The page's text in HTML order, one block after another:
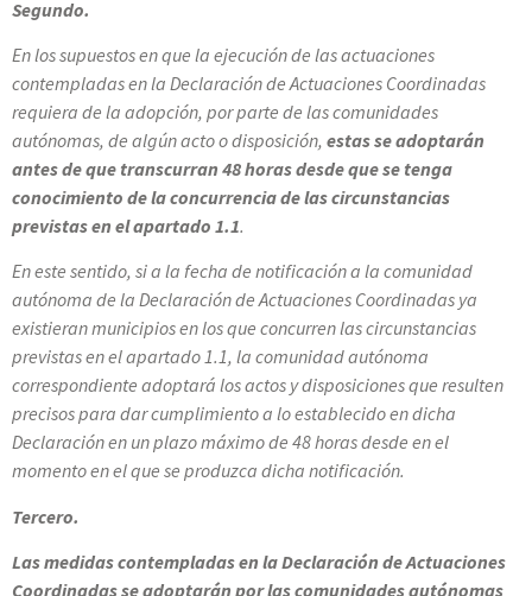
Segundo.
En los supuestos en que la ejecución de las actuaciones
contempladas en la Declaración de Actuaciones Coordinadas
requiera de la adopción, por parte de las comunidades
autónomas, de algún acto o disposición, estas se adoptarán
antes de que transcurran 48 horas desde que se tenga
conocimiento de la concurrencia de las circunstancias
previstas en el apartado 1.1.
En este sentido, si a la fecha de notificación a la comunidad
autónoma de la Declaración de Actuaciones Coordinadas ya
existieran municipios en los que concurren las circunstancias
previstas en el apartado 1.1, la comunidad autónoma
correspondiente adoptará los actos y disposiciones que resulten
precisos para dar cumplimiento a lo establecido en dicha
Declaración en un plazo máximo de 48 horas desde en el
momento en el que se produzca dicha notificación.
Tercero.
Las medidas contempladas en la Declaración de Actuaciones
Coordinadas se adoptarán por las comunidades autónomas